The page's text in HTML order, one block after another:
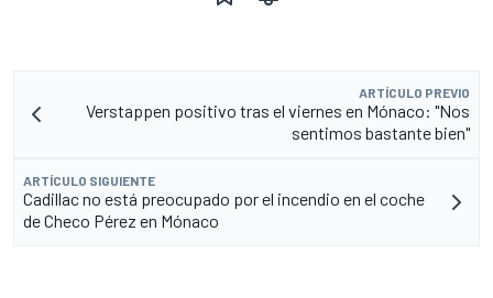
ARTÍCULO PREVIO
Verstappen positivo tras el viernes en Mónaco: "Nos
sentimos bastante bien"
ARTÍCULO SIGUIENTE
Cadillac no está preocupado por el incendio en el coche
de Checo Pérez en Mónaco